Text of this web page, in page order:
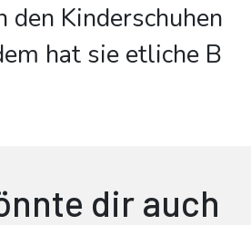
den Kinderschuhen
hat sie etliche B
dir auch